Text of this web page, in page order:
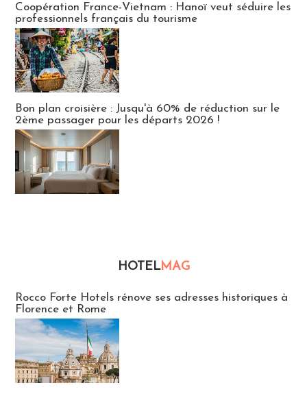
Coopération France-Vietnam : Hanoï veut séduire les
professionnels français du tourisme
Bon plan croisière : Jusqu'à 60% de réduction sur le
2ème passager pour les départs 2026 !
HOTELMAG
Rocco Forte Hotels rénove ses adresses historiques à
Florence et Rome